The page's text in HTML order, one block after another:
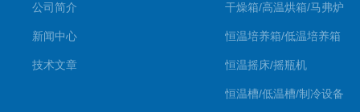
公司简介
新闻中心
技术文章
干燥箱/高温烘箱/马弗炉
恒温培养箱/低温培养箱
恒温摇床/摇瓶机
恒温槽/低温槽/制冷设备